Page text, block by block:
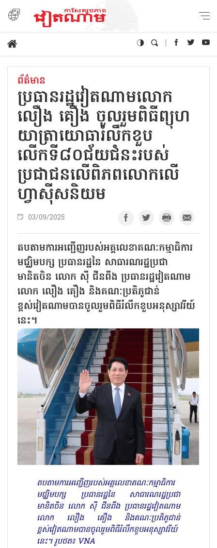
ព័ត៌មាន
ប្រធានរដ្ឋវៀតណាមលោក
លឿង គឿង ចូលរួមពិធីព្យុហ
យាត្រាយោធារំលឹកខួប
លើកទី៨០ជ័យជំនះរបស់
ប្រជាជនលើពិភពលោកលើ
ហ្វាស៊ីសនិយម
03/09/2025
តបតាមការអញ្ជើញរបស់អគ្គលេខាគណៈកម្មាធិការ
មជ្ឈិមបក្ស ប្រធានរដ្ឋនៃ សាធារណរដ្ឋប្រជា
មានិតចិន លោក ស៊ី ជីនពីង ប្រធានរដ្ឋវៀតណាម
លោក លឿង គឿង និងគណៈប្រតិភូជាន់
ខ្ពស់វៀតណាមបានចូលរួមពិធីរំលឹកខួបអនុស្សាវរីយ៍
នេះ។
តបតាមការអញ្ជើញរបស់អគ្គលេខាគណៈកម្មាធិការ
មជ្ឈិមបក្ស ប្រធានរដ្ឋនៃ សាធារណរដ្ឋប្រជា
មានិតចិន លោក ស៊ី ជីនពីង ប្រធានរដ្ឋវៀតណាម
លោក លឿង គឿង និងគណៈប្រតិភូជាន់
ខ្ពស់វៀតណាមបានចូលរួមពិធីរំលឹកខួបអនុស្សាវរីយ៍
នេះ។ រូបថត៖ VNA